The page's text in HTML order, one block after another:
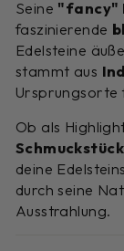
Seine "fancy"
faszinierende
Edelsteine
stammt aus
Ursprungsorte
Ob als
Schmuckstück
deine
durch seine
Ausstrahlung.